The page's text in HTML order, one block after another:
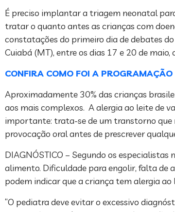
É preciso implantar a triagem neonatal
tratar o quanto antes as crianças com
constatações do primeiro dia de debates
Cuiabá (MT), entre os dias 17 e 20 de
CONFIRA COMO FOI A PROGRAMAÇÃO
Aproximadamente 30% das crianças
aos mais complexos. A alergia ao leite de
importante: trata-se de um transtorno que
provocação oral antes de prescrever
DIAGNÓSTICO – Segundo os
alimento. Dificuldade para engolir, falta de
podem indicar que a criança tem alergia ao
“O pediatra deve evitar o excessivo